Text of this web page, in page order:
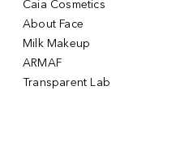
Caia Cosmetics
About Face
Milk Makeup
ARMAF
Transparent Lab